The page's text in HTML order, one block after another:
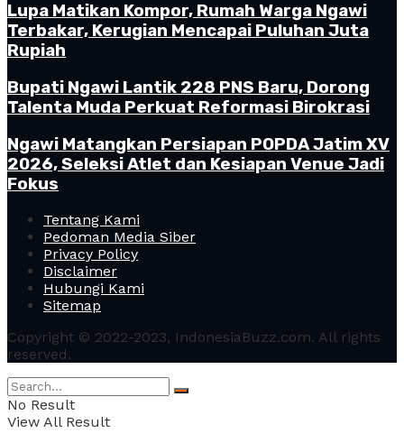
Lupa Matikan Kompor, Rumah Warga Ngawi
Terbakar, Kerugian Mencapai Puluhan Juta
Rupiah
Bupati Ngawi Lantik 228 PNS Baru, Dorong
Talenta Muda Perkuat Reformasi Birokrasi
Ngawi Matangkan Persiapan POPDA Jatim XV
2026, Seleksi Atlet dan Kesiapan Venue Jadi
Fokus
Tentang Kami
Pedoman Media Siber
Privacy Policy
Disclaimer
Hubungi Kami
Sitemap
Copyright © 2022-2023, IndonesiaBuzz.com. All rights
reserved.
No Result
View All Result